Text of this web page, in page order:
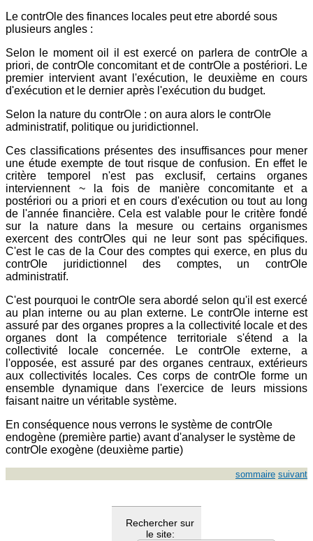
Le contrOle des finances locales peut etre abordé sous
plusieurs angles :
Selon le moment oil il est exercé on parlera de contrOle a
priori, de contrOle concomitant et de contrOle a postériori. Le
premier intervient avant l'exécution, le deuxième en cours
d'exécution et le dernier après l'exécution du budget.
Selon la nature du contrOle : on aura alors le contrOle
administratif, politique ou juridictionnel.
Ces classifications présentes des insuffisances pour mener
une étude exempte de tout risque de confusion. En effet le
critère temporel n'est pas exclusif, certains organes
interviennent ~ la fois de manière concomitante et a
postériori ou a priori et en cours d'exécution ou tout au long
de l'année financière. Cela est valable pour le critère fondé
sur la nature dans la mesure ou certains organismes
exercent des contrOles qui ne leur sont pas spécifiques.
C'est le cas de la Cour des comptes qui exerce, en plus du
contrOle juridictionnel des comptes, un contrOle
administratif.
C'est pourquoi le contrOle sera abordé selon qu'il est exercé
au plan interne ou au plan externe. Le contrOle interne est
assuré par des organes propres a la collectivité locale et des
organes dont la compétence territoriale s'étend a la
collectivité locale concernée. Le contrOle externe, a
l'opposée, est assuré par des organes centraux, extérieurs
aux collectivités locales. Ces corps de contrOle forme un
ensemble dynamique dans l'exercice de leurs missions
faisant naitre un véritable système.
En conséquence nous verrons le système de contrOle
endogène (première partie) avant d'analyser le système de
contrOle exogène (deuxième partie)
sommaire suivant
Rechercher sur
le site: